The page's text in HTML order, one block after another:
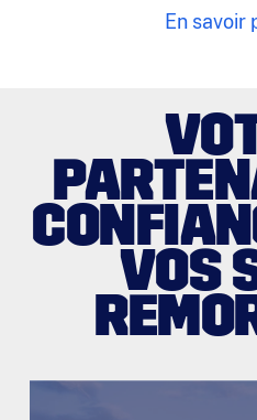
En savoir
VOS